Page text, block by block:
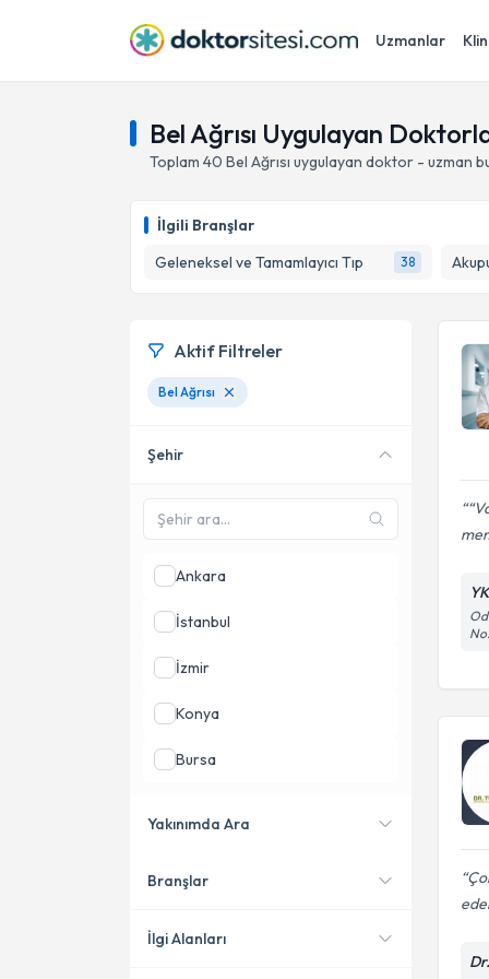
Uzmanlar
Bel Ağrısı Uygulayan
Toplam 40 Bel Ağrısı uygulayan doktor - uzman
İlgili Branşlar
Geleneksel ve Tamamlayıcı Tıp
38
Aktif Filtreler
Bel Ağrısı
Şehir
Ankara
İstanbul
İzmir
Konya
Bursa
Yakınımda Ara
Konumuma yakın uzmanları
Branşlar
İlgi Alanları